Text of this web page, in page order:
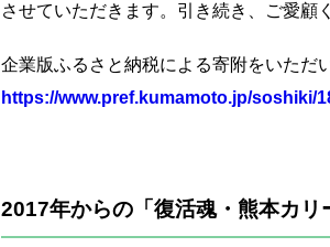
させていただきます。引き続き、ご愛顧
企業版ふるさと納税による寄附をいただ
https://www.pref.kumamoto.jp/soshiki/
2017年からの「復活魂・熊本カ